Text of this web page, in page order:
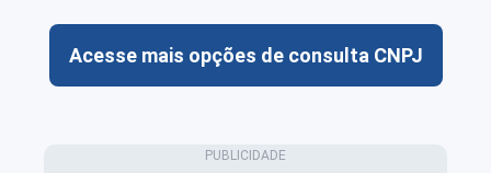
Acesse mais opções de consulta CNPJ